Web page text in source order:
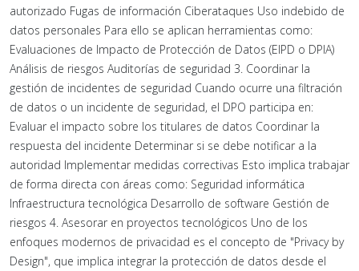
autorizado Fugas de información Ciberataques Uso indebido de
datos personales Para ello se aplican herramientas como:
Evaluaciones de Impacto de Protección de Datos (EIPD o DPIA)
Análisis de riesgos Auditorías de seguridad 3. Coordinar la
gestión de incidentes de seguridad Cuando ocurre una filtración
de datos o un incidente de seguridad, el DPO participa en:
Evaluar el impacto sobre los titulares de datos Coordinar la
respuesta del incidente Determinar si se debe notificar a la
autoridad Implementar medidas correctivas Esto implica trabajar
de forma directa con áreas como: Seguridad informática
Infraestructura tecnológica Desarrollo de software Gestión de
riesgos 4. Asesorar en proyectos tecnológicos Uno de los
enfoques modernos de privacidad es el concepto de "Privacy by
Design", que implica integrar la protección de datos desde el